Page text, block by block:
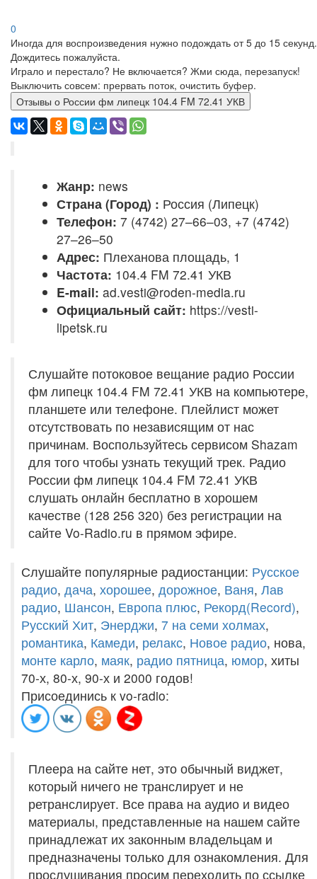
0
Иногда для воспроизведения нужно подождать от 5 до 15 секунд.
Дождитесь пожалуйста.
Играло и перестало? Не включается? Жми сюда, перезапуск!
Выключить совсем: прервать поток, очистить буфер.
Отзывы о России фм липецк 104.4 FM 72.41 УКВ
Жанр: news
Страна (Город) : Россия (Липецк)
Телефон: 7 (4742) 27–66–03, +7 (4742)
27–26–50
Адрес: Плеханова площадь, 1
Частота: 104.4 FM 72.41 УКВ
E-mail: ad.vesti@roden-media.ru
Официальный сайт: https://vesti-
lipetsk.ru
Слушайте потоковое вещание радио России
фм липецк 104.4 FM 72.41 УКВ на компьютере,
планшете или телефоне. Плейлист может
отсутствовать по независящим от нас
причинам. Воспользуйтесь сервисом Shazam
для того чтобы узнать текущий трек. Радио
России фм липецк 104.4 FM 72.41 УКВ
слушать онлайн бесплатно в хорошем
качестве (128 256 320) без регистрации на
сайте Vo-Radio.ru в прямом эфире.
Слушайте популярные радиостанции: Русское
радио, дача, хорошее, дорожное, Ваня, Лав
радио, Шансон, Европа плюс, Рекорд(Record),
Русский Хит, Энерджи, 7 на семи холмах,
романтика, Камеди, релакс, Новое радио, нова,
монте карло, маяк, радио пятница, юмор, хиты
70-х, 80-х, 90-х и 2000 годов!
Присоединись к vo-radio:
Плеера на сайте нет, это обычный виджет,
который ничего не транслирует и не
ретранслирует. Все права на аудио и видео
материалы, представленные на нашем сайте
принадлежат их законным владельцам и
предназначены только для ознакомления. Для
прослушивания просим переходить по ссылке